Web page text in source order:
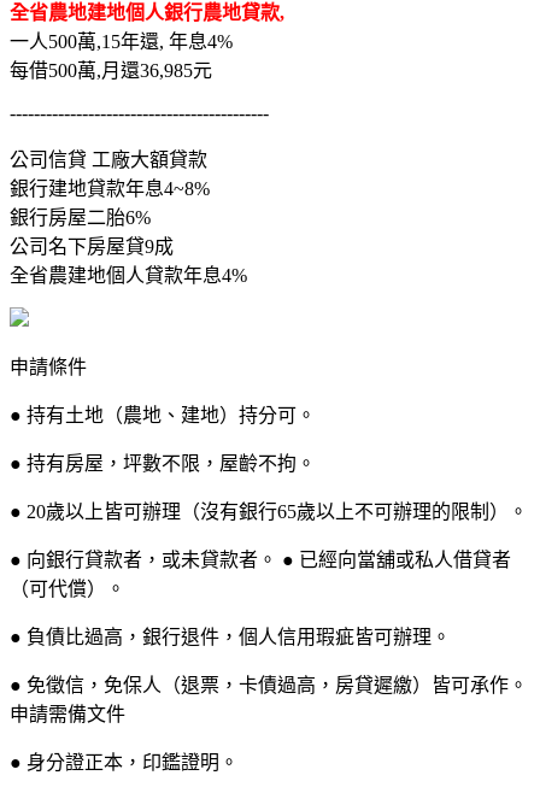
全省農地建地個人銀行農地貸款,
一人500萬,15年還, 年息4%
每借500萬,月還36,985元
-------------------------------------------
公司信貸 工廠大額貸款
銀行建地貸款年息4~8%
銀行房屋二胎6%
公司名下房屋貸9成
全省農建地個人貸款年息4%
申請條件
● 持有土地（農地、建地）持分可。
● 持有房屋，坪數不限，屋齡不拘。
● 20歲以上皆可辦理（沒有銀行65歲以上不可辦理的限制）。
● 向銀行貸款者，或未貸款者。 ● 已經向當舖或私人借貸者
（可代償）。
● 負債比過高，銀行退件，個人信用瑕疵皆可辦理。
● 免徵信，免保人（退票，卡債過高，房貸遲繳）皆可承作。
申請需備文件
● 身分證正本，印鑑證明。